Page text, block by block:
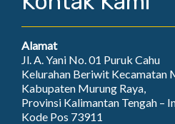
Alamat
Jl. A. Yani No. 01 Puruk Cahu
Kelurahan Beriwit Kecamatan
Kabupaten Murung Raya,
Provinsi Kalimantan Tengah –
Kode Pos 73911